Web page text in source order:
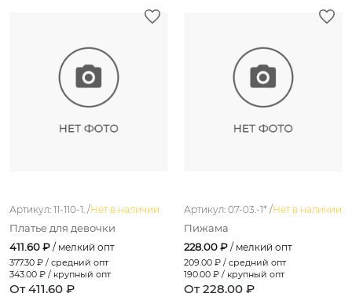
Артикул: 11-110-1. /Нет в наличии
Платье для девочки
411.60 ₽ / мелкий опт
377.30 ₽ / средний опт
343.00 ₽ / крупный опт
От 411.60 ₽
Артикул: 07-03.-1* /Нет в наличии
Пижама
228.00 ₽ / мелкий опт
209.00 ₽ / средний опт
190.00 ₽ / крупный опт
От 228.00 ₽